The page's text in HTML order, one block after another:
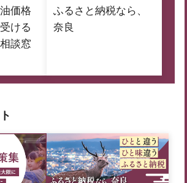
価格
ける
談窓
ふるさと納税なら、
奈良